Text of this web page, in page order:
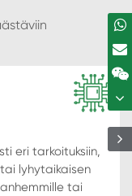
eri tarkoituksiin,
lyhytaikaisen
tai